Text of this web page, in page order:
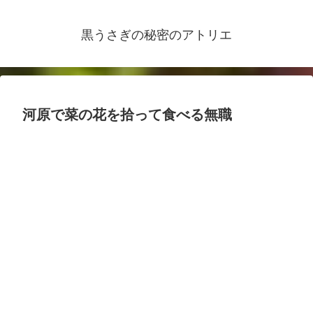
黒うさぎの秘密のアトリエ
河原で菜の花を拾って食べる無職